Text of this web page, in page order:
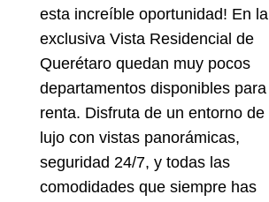
esta increíble oportunidad! En la
exclusiva Vista Residencial de
Querétaro quedan muy pocos
departamentos disponibles para
renta. Disfruta de un entorno de
lujo con vistas panorámicas,
seguridad 24/7, y todas las
comodidades que siempre has